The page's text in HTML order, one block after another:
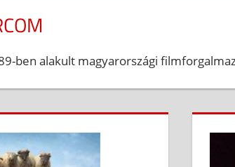
ben alakult magyarországi